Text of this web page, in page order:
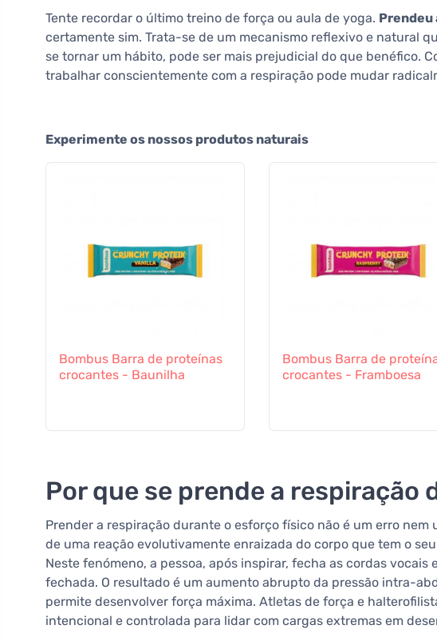
Tente recordar o último treino de força ou aula de yoga. Prendeu
certamente sim. Trata-se de um mecanismo reflexivo e natural
se tornar um hábito, pode ser mais prejudicial do que benéfico.
trabalhar conscientemente com a respiração pode mudar
Experimente os nossos produtos naturais
Bombus Barra de proteínas
crocantes - Baunilha
Bombus Barra de
crocantes - Framboesa
Por que se prende a respiração
Prender a respiração durante o esforço físico não é um erro
de uma reação evolutivamente enraizada do corpo que tem o
Neste fenómeno, a pessoa, após inspirar, fecha as cordas
fechada. O resultado é um aumento abrupto da pressão intra-
permite desenvolver força máxima. Atletas de força e
intencional e controlada para lidar com cargas extremas em